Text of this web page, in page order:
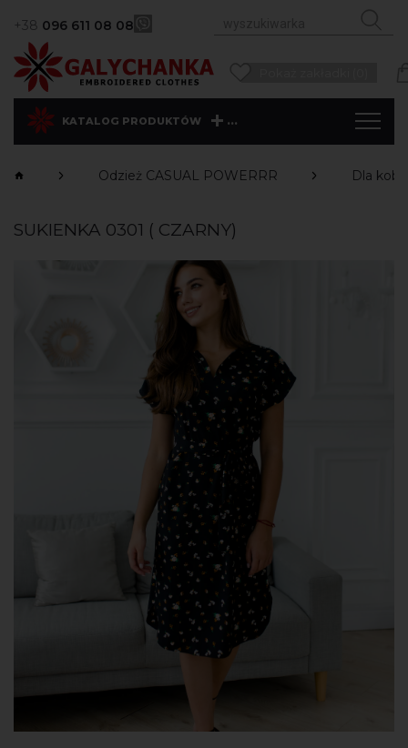
+38 096 611 08 08
KATALOG PRODUKTÓW ...
Odzież CASUAL POWERRR Dla
SUKIENKA 0301 ( CZARNY)